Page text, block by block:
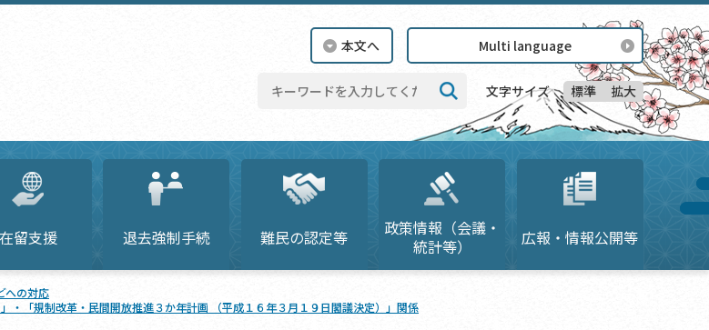
本文へ Multi language
検索 文字サイズ 標準 拡大
在留支援 退去強制手続 難民の認定等
政策情報（会議・
統計等）
広報・情報公開等
への対応
・「規制改革・民間開放推進３か年計画 （平成１６年３月１９日閣議決定）」関係